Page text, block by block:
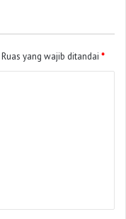
Ruas yang wajib ditandai *